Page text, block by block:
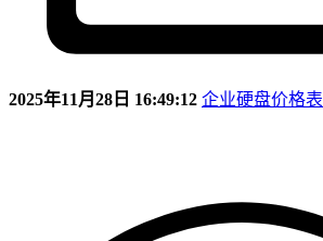
2025年11月28日 16:49:12 企业硬盘价格表